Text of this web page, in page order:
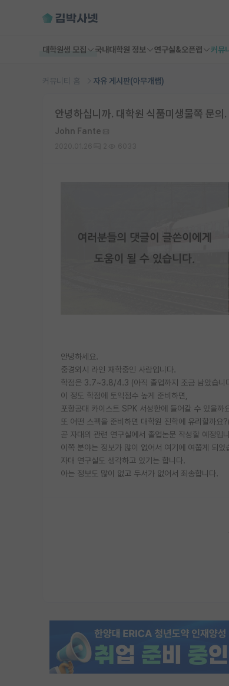
대학원생 모집 국내대학원 정보 연구실&오픈랩 커뮤
커뮤니티 홈 자유 게시판(아무개랩)
안녕하십니까. 대학원 식품미생물쪽 문의.
John Fante
안녕하세요.
중경외시 라인 재학중인 사람입니다.
학점은 3.7~3.8/4.3 (아직 졸업까지 조금 남았습니
이 정도 학점에 토익점수 높게 준비하면,
포항공대 카이스트 SPK 서성한에 들어갈 수 있을까
또 어떤 스펙을 준비하면 대학원 진학에 유리할까요
곧 자대의 관련 연구실에서 졸업논문 작성할 예정입
이쪽 분야는 정보가 많이 없어서 여기에 여쭙게 되었
자대 연구실도 생각하고 있기는 합니다.
아는 정보도 많이 없고 두서가 없어서 죄송합니다.